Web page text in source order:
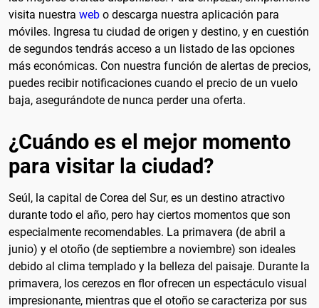
visita nuestra web o descarga nuestra aplicación para
móviles. Ingresa tu ciudad de origen y destino, y en cuestión
de segundos tendrás acceso a un listado de las opciones
más económicas. Con nuestra función de alertas de precios,
puedes recibir notificaciones cuando el precio de un vuelo
baja, asegurándote de nunca perder una oferta.
¿Cuándo es el mejor momento
para visitar la ciudad?
Seúl, la capital de Corea del Sur, es un destino atractivo
durante todo el año, pero hay ciertos momentos que son
especialmente recomendables. La primavera (de abril a
junio) y el otoño (de septiembre a noviembre) son ideales
debido al clima templado y la belleza del paisaje. Durante la
primavera, los cerezos en flor ofrecen un espectáculo visual
impresionante, mientras que el otoño se caracteriza por sus